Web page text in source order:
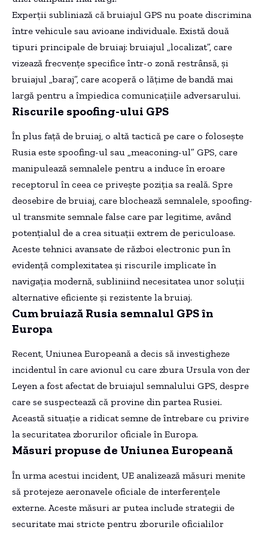
Experții subliniază că bruiajul GPS nu poate discrimina
între vehicule sau avioane individuale. Există două
tipuri principale de bruiaj: bruiajul „localizat”, care
vizează frecvențe specifice într-o zonă restrânsă, și
bruiajul „baraj”, care acoperă o lățime de bandă mai
largă pentru a împiedica comunicațiile adversarului.
Riscurile spoofing-ului GPS
În plus față de bruiaj, o altă tactică pe care o folosește
Rusia este spoofing-ul sau „meaconing-ul” GPS, care
manipulează semnalele pentru a induce în eroare
receptorul în ceea ce privește poziția sa reală. Spre
deosebire de bruiaj, care blochează semnalele, spoofing-
ul transmite semnale false care par legitime, având
potențialul de a crea situații extrem de periculoase.
Aceste tehnici avansate de război electronic pun în
evidență complexitatea și riscurile implicate în
navigația modernă, subliniind necesitatea unor soluții
alternative eficiente și rezistente la bruiaj.
Cum bruiază Rusia semnalul GPS în
Europa
Recent, Uniunea Europeană a decis să investigheze
incidentul în care avionul cu care zbura Ursula von der
Leyen a fost afectat de bruiajul semnalului GPS, despre
care se suspectează că provine din partea Rusiei.
Această situație a ridicat semne de întrebare cu privire
la securitatea zborurilor oficiale în Europa.
Măsuri propuse de Uniunea Europeană
În urma acestui incident, UE analizează măsuri menite
să protejeze aeronavele oficiale de interferențele
externe. Aceste măsuri ar putea include strategii de
securitate mai stricte pentru zborurile oficialilor